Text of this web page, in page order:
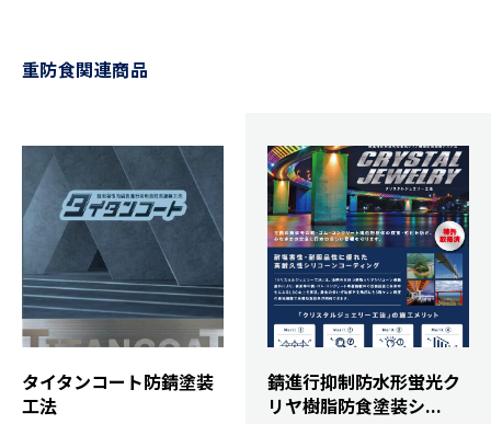
重防食関連商品
タイタンコート防錆塗装
工法
錆進行抑制防水形蛍光ク
リヤ樹脂防食塗装シ...